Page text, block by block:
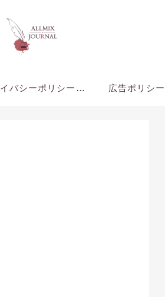
プライバシーポリシー・免責事項 広告ポリシー